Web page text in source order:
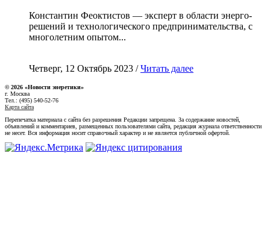
Константин Феоктистов — эксперт в области энерго-
решений и технологического предпринимательства, с
многолетним опытом...
Четверг, 12 Октябрь 2023 /Читать далее
© 2026 «Новости энеретики»
г. Москва
Тел.: (495) 540-52-76
Карта сайта
Перепечатка материала с сайта без разрешения Редакции запрещена. За содержание новостей,
объявлений и комментариев, размещенных пользователями сайта, редакция журнала ответственности
не несет. Вся информация носит справочный характер и не является публичной офертой.